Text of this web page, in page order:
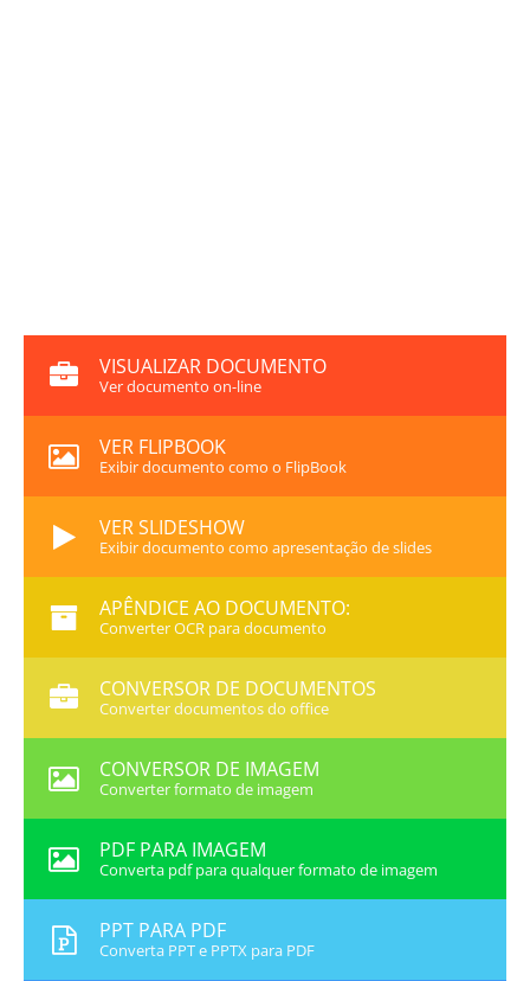
VISUALIZAR DOCUMENTO
Ver documento on-line
VER FLIPBOOK
Exibir documento como o FlipBook
VER SLIDESHOW
Exibir documento como apresentação de slides
APÊNDICE AO DOCUMENTO:
Converter OCR para documento
CONVERSOR DE DOCUMENTOS
Converter documentos do office
CONVERSOR DE IMAGEM
Converter formato de imagem
PDF PARA IMAGEM
Converta pdf para qualquer formato de imagem
PPT PARA PDF
Converta PPT e PPTX para PDF